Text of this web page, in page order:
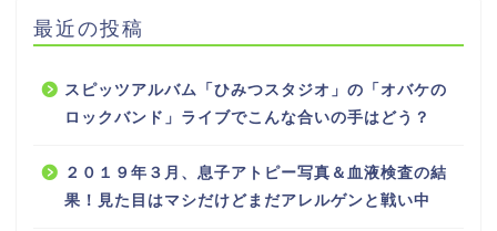
最近の投稿
スピッツアルバム「ひみつスタジオ」の「オバケの
ロックバンド」ライブでこんな合いの手はどう？
２０１９年３月、息子アトピー写真＆血液検査の結
果！見た目はマシだけどまだアレルゲンと戦い中